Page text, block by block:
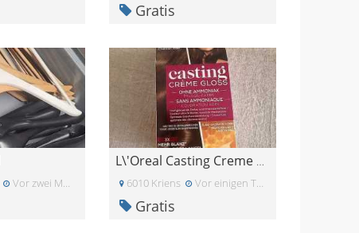
Gratis
Vor zwei Monaten
L\'Oreal Casting Creme Gloss Hellbraun
6010 Kriens Vor einigen Tagen
Gratis